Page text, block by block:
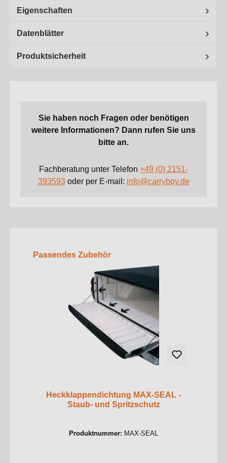
Eigenschaften
Datenblätter
Produktsicherheit
Sie haben noch Fragen oder benötigen
weitere Informationen? Dann rufen Sie uns
bitte an.
Fachberatung unter Telefon +49 (0) 2151-
393593oder per E-mail: info@carryboy.de
Produktgalerie überspringen
Passendes Zubehör
Heckklappendichtung MAX-SEAL -
Staub- und Spritzschutz
Produktnummer: MAX-SEAL